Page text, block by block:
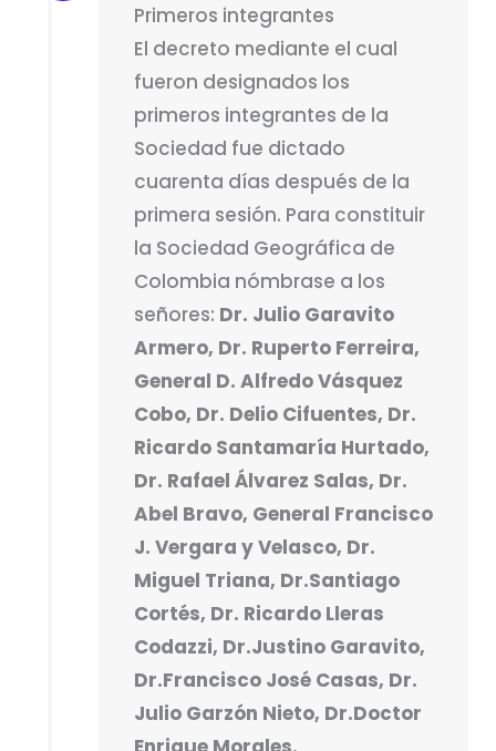
Primeros integrantes
El decreto mediante el cual
fueron designados los
primeros integrantes de la
Sociedad fue dictado
cuarenta días después de la
primera sesión. Para constituir
la Sociedad Geográfica de
Colombia nómbrase a los
señores: Dr. Julio Garavito
Armero, Dr. Ruperto Ferreira,
General D. Alfredo Vásquez
Cobo, Dr. Delio Cifuentes, Dr.
Ricardo Santamaría Hurtado,
Dr. Rafael Álvarez Salas, Dr.
Abel Bravo, General Francisco
J. Vergara y Velasco, Dr.
Miguel Triana, Dr.Santiago
Cortés, Dr. Ricardo Lleras
Codazzi, Dr.Justino Garavito,
Dr.Francisco José Casas, Dr.
Julio Garzón Nieto, Dr.Doctor